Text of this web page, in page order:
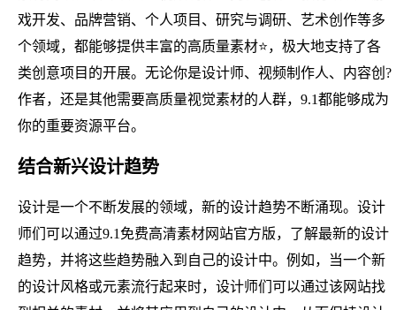
戏开发、品牌营销、个人项目、研究与调研、艺术创作等多
个领域，都能够提供丰富的高质量素材⭐，极大地支持了各
类创意项目的开展。无论你是设计师、视频制作人、内容创?
作者，还是其他需要高质量视觉素材的人群，9.1都能够成为
你的重要资源平台。
结合新兴设计趋势
设计是一个不断发展的领域，新的设计趋势不断涌现。设计
师们可以通过9.1免费高清素材网站官方版，了解最新的设计
趋势，并将这些趋势融入到自己的设计中。例如，当一个新
的设计风格或元素流行起来时，设计师们可以通过该网站找